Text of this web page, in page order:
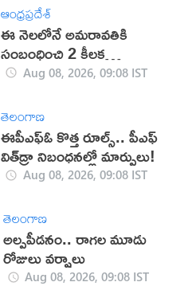
ఆంధ్రప్రదేశ్
ఈ నెలలోనే అమరావతికి
సంబంధించి 2 కీలక
ప్రారంభాలు: సీఎం చంద్రబాబు
Aug 08, 2026, 09:08 IST
తెలంగాణ
ఈపీఎఫ్ఓ కొత్త రూల్స్.. పీఎఫ్
విత్‌డ్రా నిబంధనల్లో మార్పులు!
Aug 08, 2026, 09:08 IST
తెలంగాణ
అల్పపీడనం.. రాగల మూడు
రోజులు వర్షాలు
Aug 08, 2026, 09:08 IST